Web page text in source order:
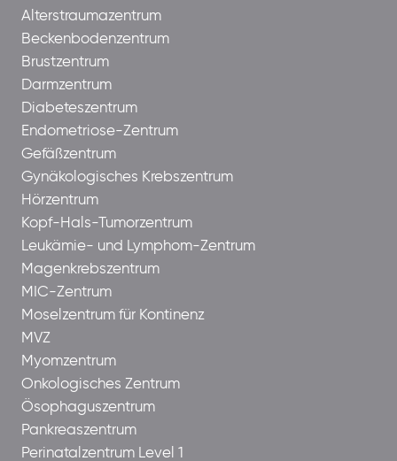
Alterstraumazentrum
Beckenbodenzentrum
Brustzentrum
Darmzentrum
Diabeteszentrum
Endometriose-Zentrum
Gefäßzentrum
Gynäkologisches Krebszentrum
Hörzentrum
Kopf-Hals-Tumorzentrum
Leukämie- und Lymphom-Zentrum
Magenkrebszentrum
MIC-Zentrum
Moselzentrum für Kontinenz
MVZ
Myomzentrum
Onkologisches Zentrum
Ösophaguszentrum
Pankreaszentrum
Perinatalzentrum Level 1